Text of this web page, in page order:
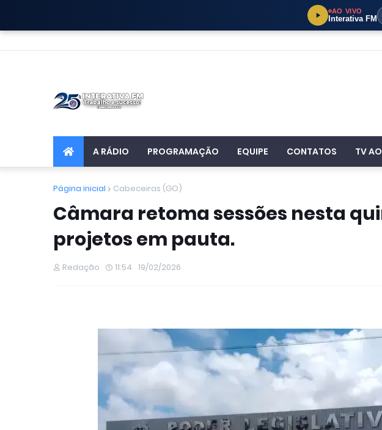
AO VIVO
Interativa FM
A RÁDIO PROGRAMAÇÃO EQUIPE CONTATOS TV
Página inicial Cabeceiras (GO)
Câmara retoma sessões nesta
projetos em pauta.
Redação 11:54 19/02/2026